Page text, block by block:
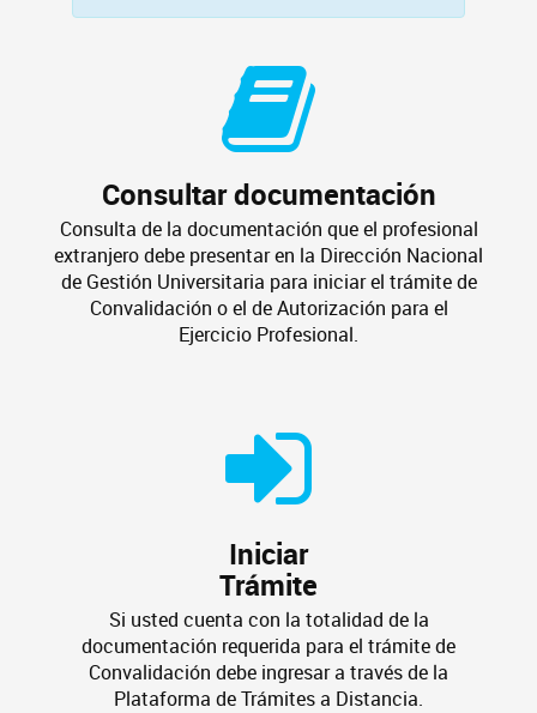
Consultar documentación
Consulta de la documentación que el profesional
extranjero debe presentar en la Dirección Nacional
de Gestión Universitaria para iniciar el trámite de
Convalidación o el de Autorización para el
Ejercicio Profesional.
Iniciar
Trámite
Si usted cuenta con la totalidad de la
documentación requerida para el trámite de
Convalidación debe ingresar a través de la
Plataforma de Trámites a Distancia.